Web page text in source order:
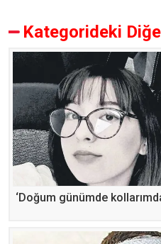
Kategorideki
‘Doğum günümde